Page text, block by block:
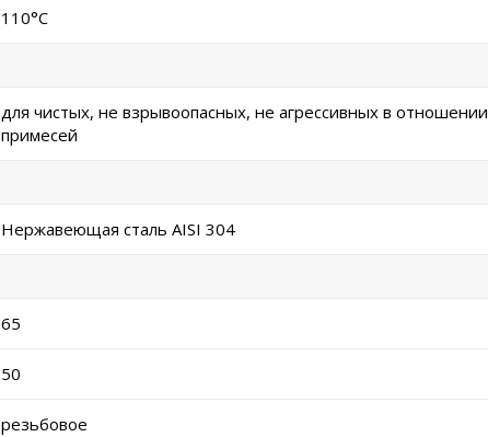
110°C
для чистых, не взрывоопасных, не агрессивных в
примесей
Нержавеющая сталь AISI 304
65
50
резьбовое